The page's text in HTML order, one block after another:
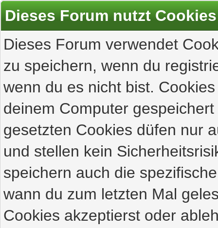
Dieses Forum nutzt Cookies
Dieses Forum verwendet
zu speichern, wenn du
wenn du es nicht bist.
deinem Computer
gesetzten Cookies düfen nur
und stellen kein
speichern auch die
wann du zum letzten Mal
Cookies akzeptierst oder